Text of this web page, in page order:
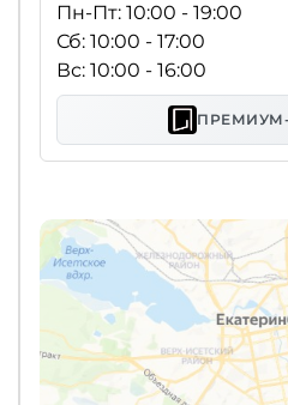
Пн-Пт: 10:00 - 19:00
Сб: 10:00 - 17:00
Вс: 10:00 - 16:00